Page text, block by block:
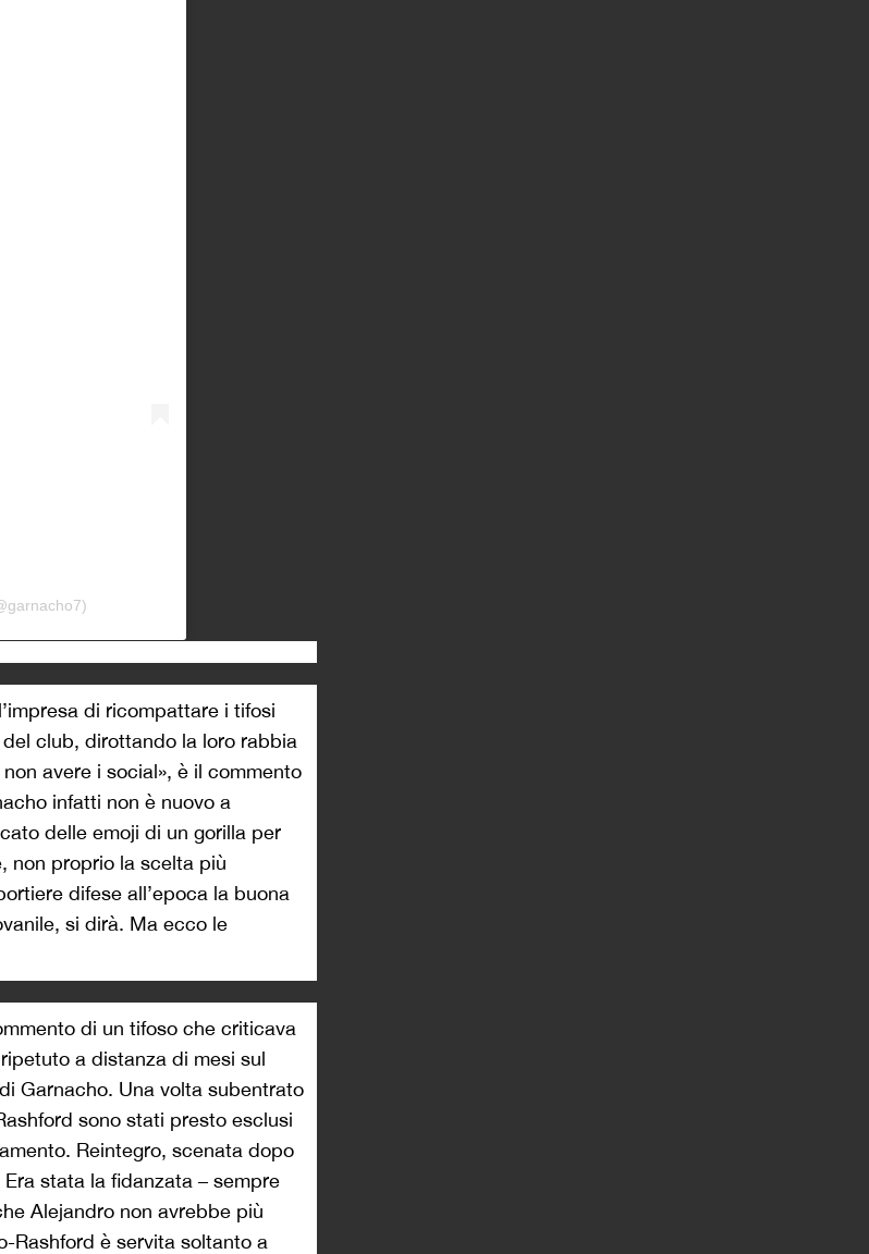
di ricompattare i tifosi
club, dirottando la loro rabbia
avere i social», è il commento
infatti non è nuovo a
delle emoji di un gorilla per
non proprio la scelta più
difese all’epoca la buona
si dirà. Ma ecco le
di un tifoso che criticava
a distanza di mesi sul
Garnacho. Una volta subentrato
sono stati presto esclusi
Reintegro, scenata dopo
stata la fidanzata – sempre
Alejandro non avrebbe più
Rashford è servita soltanto a